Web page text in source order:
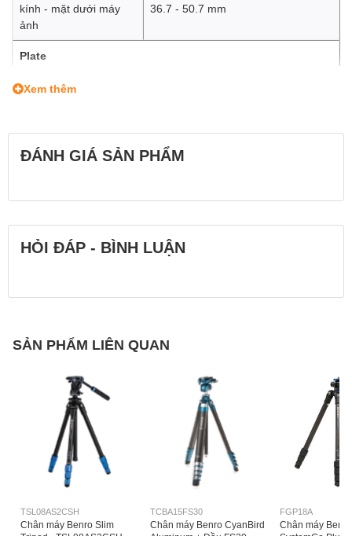
kính - mặt dưới máy
ảnh
36.7 - 50.7 mm
Plate
Vít tiêu chuẩn
Kích thước 50mm
Xem thêm
ĐÁNH GIÁ SẢN PHẨM
HỎI ĐÁP - BÌNH LUẬN
SẢN PHẨM LIÊN QUAN
TSL08AS2CSH
Chân máy Benro Slim
TCBA15FS30
Chân máy Benro CyanBird
FGP18A
Chân máy Benro